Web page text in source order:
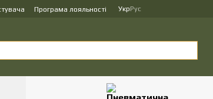
Програма лояльності УкрРус